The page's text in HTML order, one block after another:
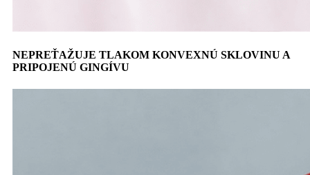
NEPREŤAŽUJE TLAKOM KONVEXNÚ SKLOVINU A
PRIPOJENÚ GINGÍVU